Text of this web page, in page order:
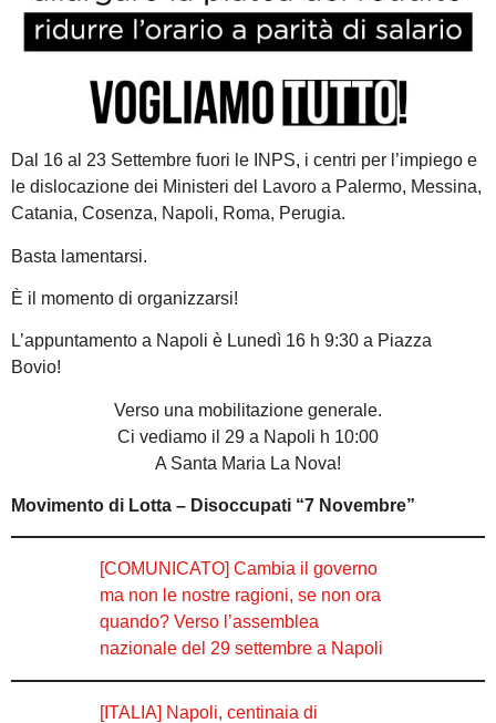
Dal 16 al 23 Settembre fuori le INPS, i centri per l’impiego e
le dislocazione dei Ministeri del Lavoro a Palermo, Messina,
Catania, Cosenza, Napoli, Roma, Perugia.
Basta lamentarsi.
È il momento di organizzarsi!
L’appuntamento a Napoli è Lunedì 16 h 9:30 a Piazza
Bovio!
Verso una mobilitazione generale.
Ci vediamo il 29 a Napoli h 10:00
A Santa Maria La Nova!
Movimento di Lotta – Disoccupati “7 Novembre”
[COMUNICATO] Cambia il governo
ma non le nostre ragioni, se non ora
quando? Verso l’assemblea
nazionale del 29 settembre a Napoli
[ITALIA] Napoli, centinaia di